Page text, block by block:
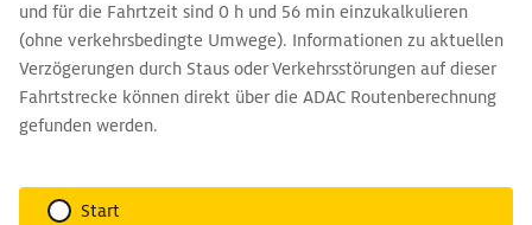
und für die Fahrtzeit sind 0 h und 56 min einzukalkulieren
(ohne verkehrsbedingte Umwege). Informationen zu aktuellen
Verzögerungen durch Staus oder Verkehrsstörungen auf dieser
Fahrtstrecke können direkt über die ADAC Routenberechnung
gefunden werden.
Start